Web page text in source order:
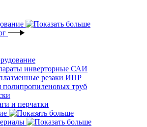
инверторные САИ
резаки ИПР
полипропиленовых труб
и перчатки